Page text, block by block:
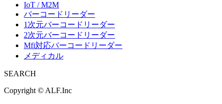
IoT / M2M
バーコードリーダー
1次元バーコードリーダー
2次元バーコードリーダー
Mfi対応バーコードリーダー
メディカル
SEARCH
Copyright © ALF.Inc